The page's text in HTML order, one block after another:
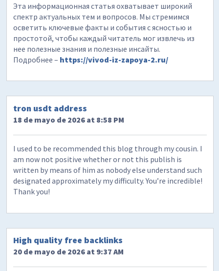
Эта информационная статья охватывает широкий
спектр актуальных тем и вопросов. Мы стремимся
осветить ключевые факты и события с ясностью и
простотой, чтобы каждый читатель мог извлечь из
нее полезные знания и полезные инсайты.
Подробнее – https://vivod-iz-zapoya-2.ru/
tron usdt address
18 de mayo de 2026 at 8:58 PM
I used to be recommended this blog through my cousin. I
am now not positive whether or not this publish is
written by means of him as nobody else understand such
designated approximately my difficulty. You’re incredible!
Thank you!
High quality free backlinks
20 de mayo de 2026 at 9:37 AM